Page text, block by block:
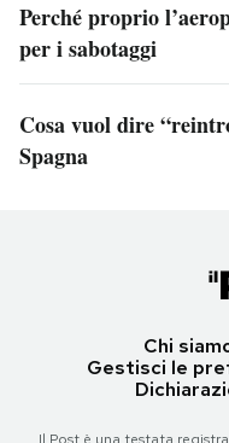
Perché proprio
per i sabotaggi
Cosa vuol dire
Spagna
Chi
Gestisci le